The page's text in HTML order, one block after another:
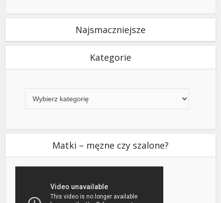
Najsmaczniejsze
Kategorie
Matki – męzne czy szalone?